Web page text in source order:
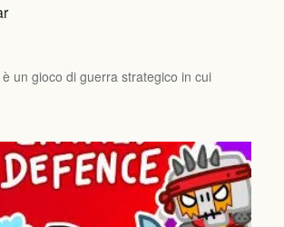
un gioco di guerra strategico in cui